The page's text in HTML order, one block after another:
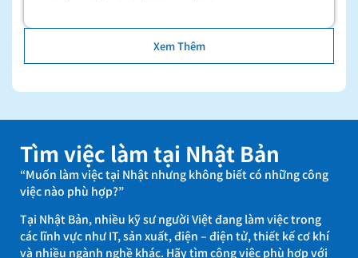
Xem Thêm
Tìm việc làm tại Nhật Bản
“Muốn làm việc tại Nhật nhưng không biết có những công
việc nào phù hợp?”
Tại Nhật Bản, nhiều kỹ sư người Việt đang làm việc trong
các lĩnh vực như IT, sản xuất, điện – điện tử, thiết kế cơ khí
và nhiều ngành nghề khác. Hãy tìm công việc phù hợp với